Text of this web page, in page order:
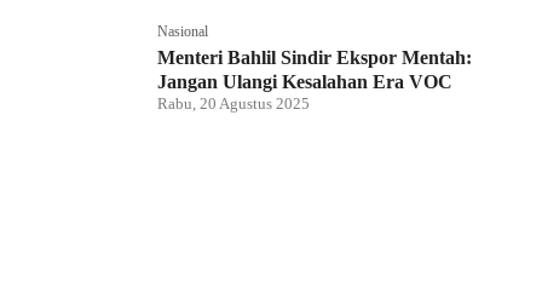
Nasional
Menteri Bahlil Sindir Ekspor Mentah:
Jangan Ulangi Kesalahan Era VOC
Rabu, 20 Agustus 2025